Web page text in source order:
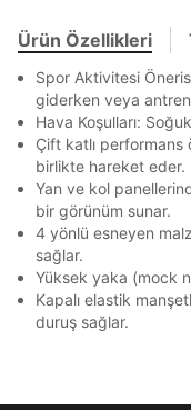
AnadoluBank
Ürün Özellikleri
Spor Aktivitesi
giderken veya
Hava Koşulları:
Çift katlı performans
birlikte hareket eder.
Yan ve kol
bir görünüm sunar.
4 yönlü esneyen
sağlar.
Yüksek yaka (mock
Kapalı elastik
duruş sağlar.
Aşağıdakileri
Kişisel verileriniz
uyarınca
Perakende Satış
tarafından ticari
işlenmesini kabul
Sms
E-mail
Çağrı Merkezi
Kişisel
Aksesuar
markalara ait
Doğuş Grubu
ile gelen kodu
ile gelen kodu